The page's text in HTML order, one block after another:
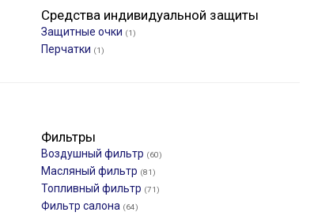
Средства индивидуальной защиты
Защитные очки (1)
Перчатки (1)
Фильтры
Воздушный фильтр (60)
Масляный фильтр (81)
Топливный фильтр (71)
Фильтр салона (64)